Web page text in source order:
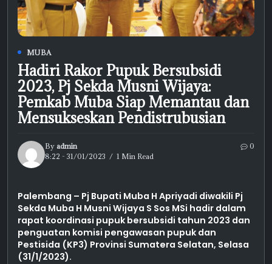
MUBA
Hadiri Rakor Pupuk Bersubsidi
2023, Pj Sekda Musni Wijaya:
Pemkab Muba Siap Memantau dan
Mensukseskan Pendistrubusian
By admin
8:22 - 31/01/2023
1 Min Read
0
Palembang – Pj Bupati Muba H Apriyadi diwakili Pj
Sekda Muba H Musni Wijaya S Sos MSi hadir dalam
rapat koordinasi pupuk bersubsidi tahun 2023 dan
penguatan komisi pengawasan pupuk dan
Pestisida (KP3) Provinsi Sumatera Selatan, Selasa
(31/1/2023).